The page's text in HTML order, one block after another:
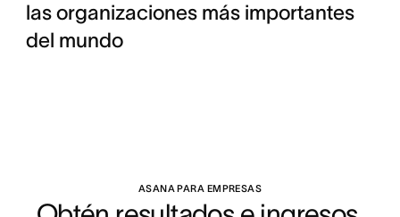
las organizaciones más importantes
del mundo
ASANA PARA EMPRESAS